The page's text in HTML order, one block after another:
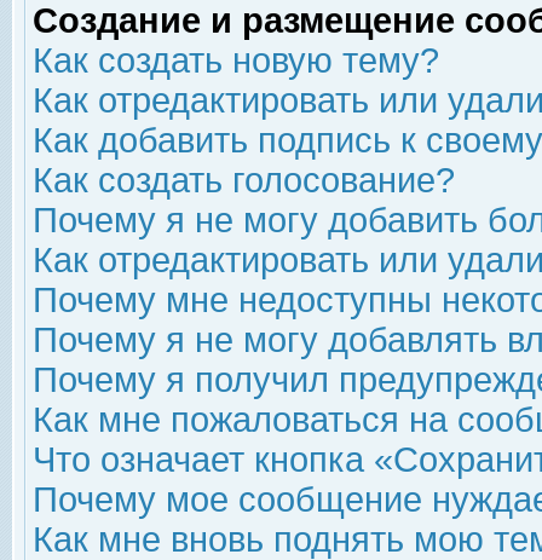
Создание и размещение
Как создать новую тему?
Как отредактировать или
Как добавить подпись к
Как создать голосование?
Почему я не могу добавить
Как отредактировать или
Почему мне недоступны
Почему я не могу добавлять
Почему я получил
Как мне пожаловаться на
Что означает кнопка
Почему мое сообщение
Как мне вновь поднять мою